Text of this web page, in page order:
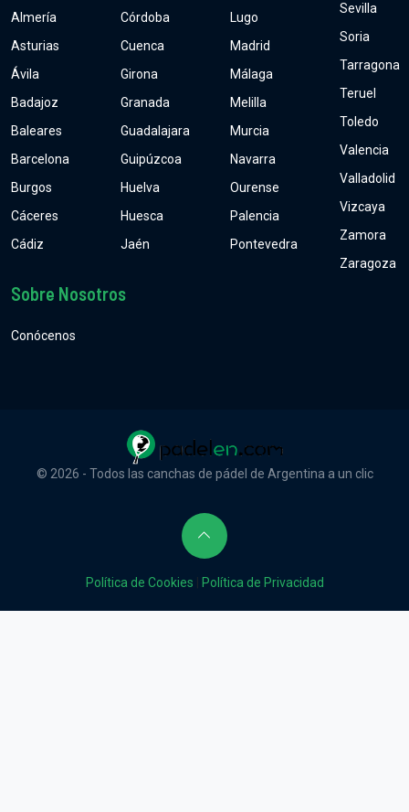
Almería
Asturias
Ávila
Badajoz
Baleares
Barcelona
Burgos
Cáceres
Cádiz
Córdoba
Cuenca
Girona
Granada
Guadalajara
Guipúzcoa
Huelva
Huesca
Jaén
Lugo
Madrid
Málaga
Melilla
Murcia
Navarra
Ourense
Palencia
Pontevedra
Sevilla
Soria
Tarragona
Teruel
Toledo
Valencia
Valladolid
Vizcaya
Zamora
Zaragoza
Sobre Nosotros
Conócenos
© 2026 - Todos las canchas de pádel de Argentina a un clic
Política de Cookies Política de Privacidad